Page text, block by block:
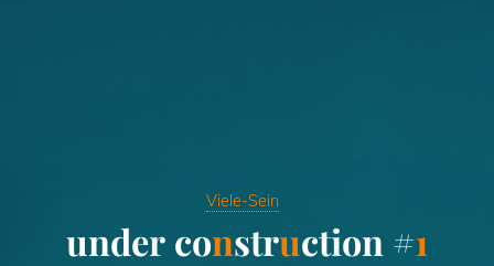
Viele-Sein
under construction #1